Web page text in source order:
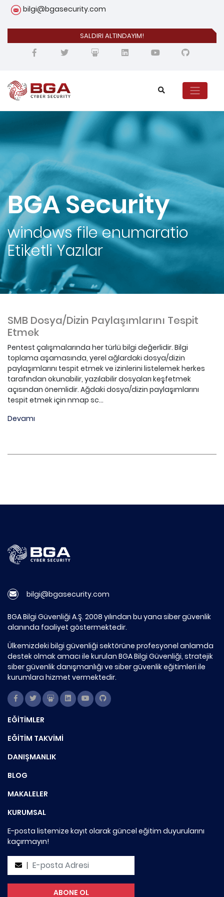
bilgi@bgasecurity.com
SALDIRI ALTINDAYIM!
BGA Security
windows file enumaratio
Etiketli Yazılar
SMB Dosya/Dizin Paylaşımlarını Tespit
Etmek
Pentest çalışmalarında her türlü bilgi değerlidir. Bilgi
toplama aşamasında, yerel ağlardaki dosya/dizin
paylaşımlarını tespit etmek ve izinlerini listelemek herkes
tarafından okunabilir, yazılabilir dosyaları keşfetmek
açısından önemlidir. Ağdaki dosya/dizin paylaşımlarını
tespit etmek için nmap sc...
Devamı
bilgi@bgasecurity.com
BGA Bilgi Güvenliği A.Ş. 2008 yılından bu yana siber güvenlik
alanında faaliyet göstermektedir.
Ülkemizdeki bilgi güvenliği sektörüne profesyonel anlamda
destek olmak amacı ile kurulan BGA Bilgi Güvenliği, stratejik
siber güvenlik danışmanlığı ve siber güvenlik eğitimleri ile
kurumlara hizmet vermektedir.
EĞİTİMLER
EĞİTİM TAKVİMİ
DANIŞMANLIK
BLOG
MAKALELER
KURUMSAL
E-posta listemize kayıt olarak güncel eğitim duyurularını
kaçırmayın!